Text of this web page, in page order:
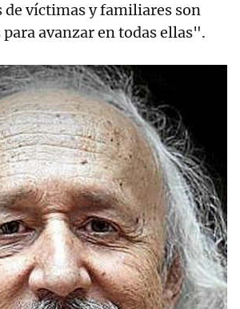
de víctimas y familiares son
avanzar en todas ellas".